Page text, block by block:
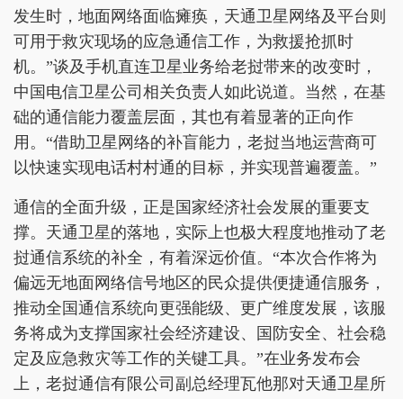
发生时，地面网络面临瘫痪，天通卫星网络及平台则
可用于救灾现场的应急通信工作，为救援抢抓时
机。”谈及手机直连卫星业务给老挝带来的改变时，
中国电信卫星公司相关负责人如此说道。当然，在基
础的通信能力覆盖层面，其也有着显著的正向作
用。“借助卫星网络的补盲能力，老挝当地运营商可
以快速实现电话村村通的目标，并实现普遍覆盖。”
通信的全面升级，正是国家经济社会发展的重要支
撑。天通卫星的落地，实际上也极大程度地推动了老
挝通信系统的补全，有着深远价值。“本次合作将为
偏远无地面网络信号地区的民众提供便捷通信服务，
推动全国通信系统向更强能级、更广维度发展，该服
务将成为支撑国家社会经济建设、国防安全、社会稳
定及应急救灾等工作的关键工具。”在业务发布会
上，老挝通信有限公司副总经理瓦他那对天通卫星所